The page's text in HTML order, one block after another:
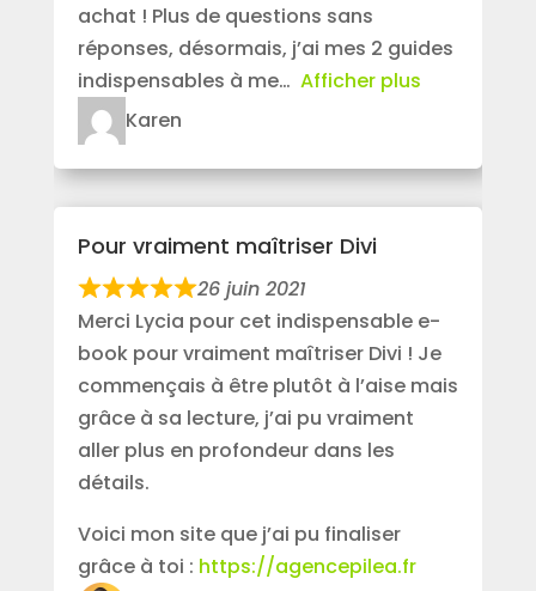
achat ! Plus de questions sans
réponses, désormais, j’ai mes 2 guides
indispensables à me
Afficher plus
Karen
Pour vraiment maîtriser Divi
26 juin 2021
Merci Lycia pour cet indispensable e-
book pour vraiment maîtriser Divi ! Je
commençais à être plutôt à l’aise mais
grâce à sa lecture, j’ai pu vraiment
aller plus en profondeur dans les
détails.
Voici mon site que j’ai pu finaliser
grâce à toi : https://agencepilea.fr